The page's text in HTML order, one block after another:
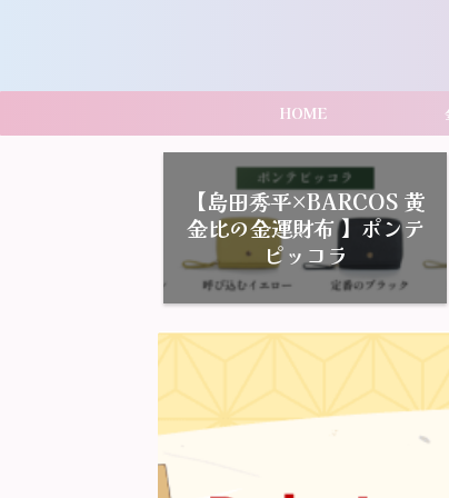
HOME
【島田秀平×BARCOS 黄
金比の金運財布 】ポンテ
ピッコラ